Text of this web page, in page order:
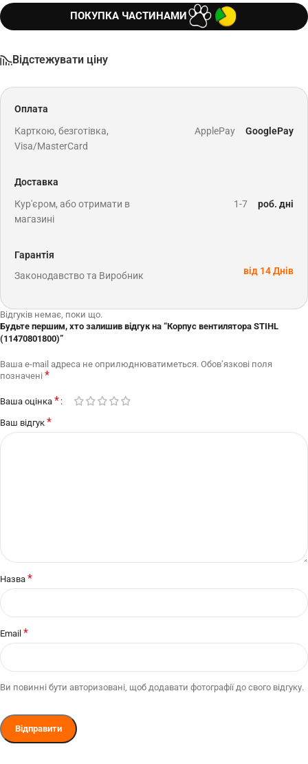
ПОКУПКА ЧАСТИНАМИ
Відстежувати ціну
Оплата
Карткою, безготівка,
Visa/MasterCard
ApplePay GooglePay
Доставка
Кур'єром, або отримати в
магазині
1-7 роб. дні
Гарантія
Законодавство та Виробник
від 14 Днів
Відгуків немає, поки що.
Будьте першим, хто залишив відгук на “Корпус вентилятора STIHL
(11470801800)”
Ваша e-mail адреса не оприлюднюватиметься. Обов’язкові поля
позначені *
Ваша оцінка *
Ваш відгук *
Назва *
Email *
Ви повинні бути авторизовані, щоб додавати фотографії до свого відгуку.